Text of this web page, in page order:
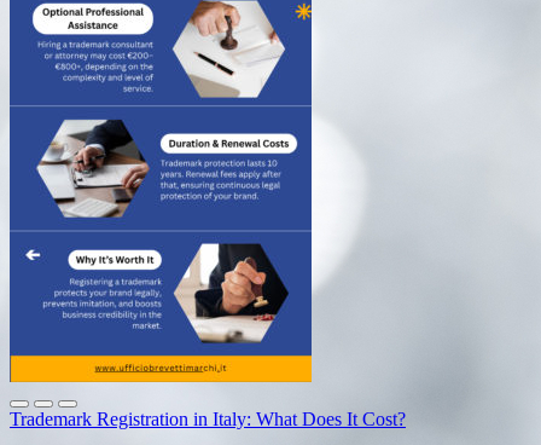
Trademark Registration in Italy: What Does It Cost?